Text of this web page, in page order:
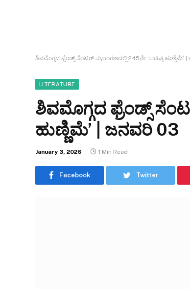
ಶಿವಮೊಗ್ಗದ ಫ್ರೆಂಡ್ಸ್ ಸೆಂಟರ್ ಸಭಾಂಗಣದಲ್ಲಿ 245ನೇ ‘ಸಾಹಿತ್ಯ ಹುಣ್ಣಿಮೆ’
LITERATURE
ಶಿವಮೊಗ್ಗದ ಫ್ರೆಂಡ್ಸ್
ಹುಣ್ಣಿಮೆ’ | ಜನವರಿ 03
January 3, 2026 1 Min Read
Facebook Twitter